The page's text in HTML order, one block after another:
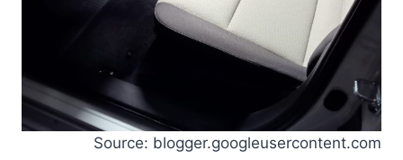
Source: blogger.googleusercontent.com